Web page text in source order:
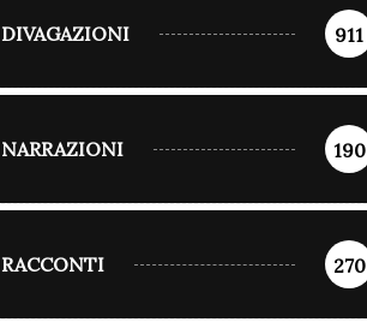
DIVAGAZIONI 911
NARRAZIONI 190
RACCONTI 270